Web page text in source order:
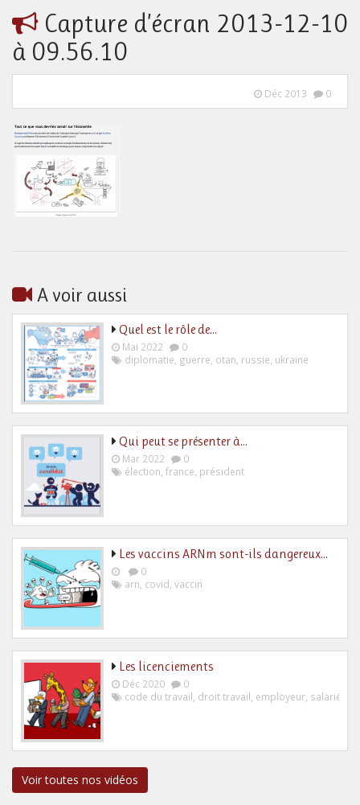
Capture d’écran 2013-12-10
à 09.56.10
Déc 2013 0
A voir aussi
Quel est le rôle de…
Mai 2022
0
diplomatie guerre otan russie ukraine
Qui peut se présenter à…
Mar 2022
0
élection, france, président
Les vaccins ARNm sont-ils dangereux…
0
arn, covid, vaccin
Les licenciements
Déc 2020
0
code du travail, droit travail, employeur, salarié
Voir toutes nos vidéos